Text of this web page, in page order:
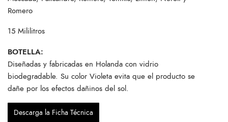
Romero
15 Mililitros
BOTELLA:
Diseñadas y fabricadas en Holanda con vidrio
biodegradable. Su color Violeta evita que el producto se
dañe por los efectos dañinos del sol.
Descarga la Ficha Técnica